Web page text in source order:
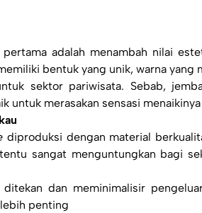
adalah menambah nilai
bentuk yang unik, warna yang
sektor pariwisata. Sebab,
untuk merasakan sensasi
diproduksi dengan material
sangat menguntungkan bagi
ditekan dan meminimalisir
penting